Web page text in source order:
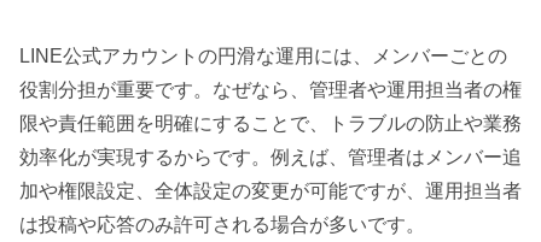
LINE公式アカウントの円滑な運用には、メンバーごとの
役割分担が重要です。なぜなら、管理者や運用担当者の権
限や責任範囲を明確にすることで、トラブルの防止や業務
効率化が実現するからです。例えば、管理者はメンバー追
加や権限設定、全体設定の変更が可能ですが、運用担当者
は投稿や応答のみ許可される場合が多いです。